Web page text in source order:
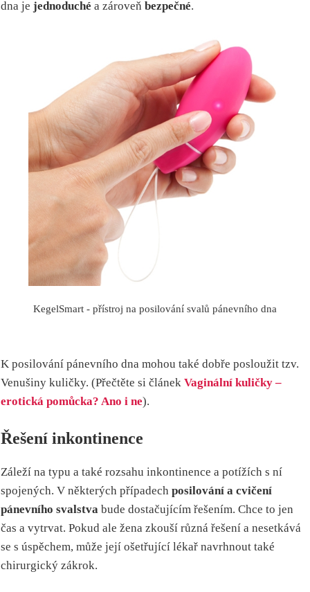
dna je jednoduché a zároveň bezpečné.
KegelSmart - přístroj na posilování svalů pánevního dna
K posilování pánevního dna mohou také dobře posloužit tzv.
Venušiny kuličky. (Přečtěte si článek Vaginální kuličky –
erotická pomůcka? Ano i ne).
Řešení inkontinence
Záleží na typu a také rozsahu inkontinence a potížích s ní
spojených. V některých případech posilování a cvičení
pánevního svalstva bude dostačujícím řešením. Chce to jen
čas a vytrvat. Pokud ale žena zkouší různá řešení a nesetkává
se s úspěchem, může její ošetřující lékař navrhnout také
chirurgický zákrok.